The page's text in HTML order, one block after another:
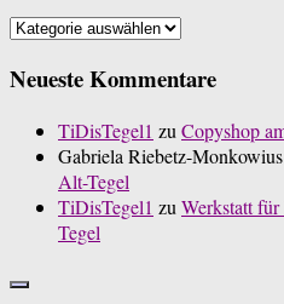
Beitrags
Neueste Kommentare
TiDisTegel1 zu Copyshop
Gabriela Riebetz-Monkowius
Alt-Tegel
TiDisTegel1 zu Werkstatt
Tegel